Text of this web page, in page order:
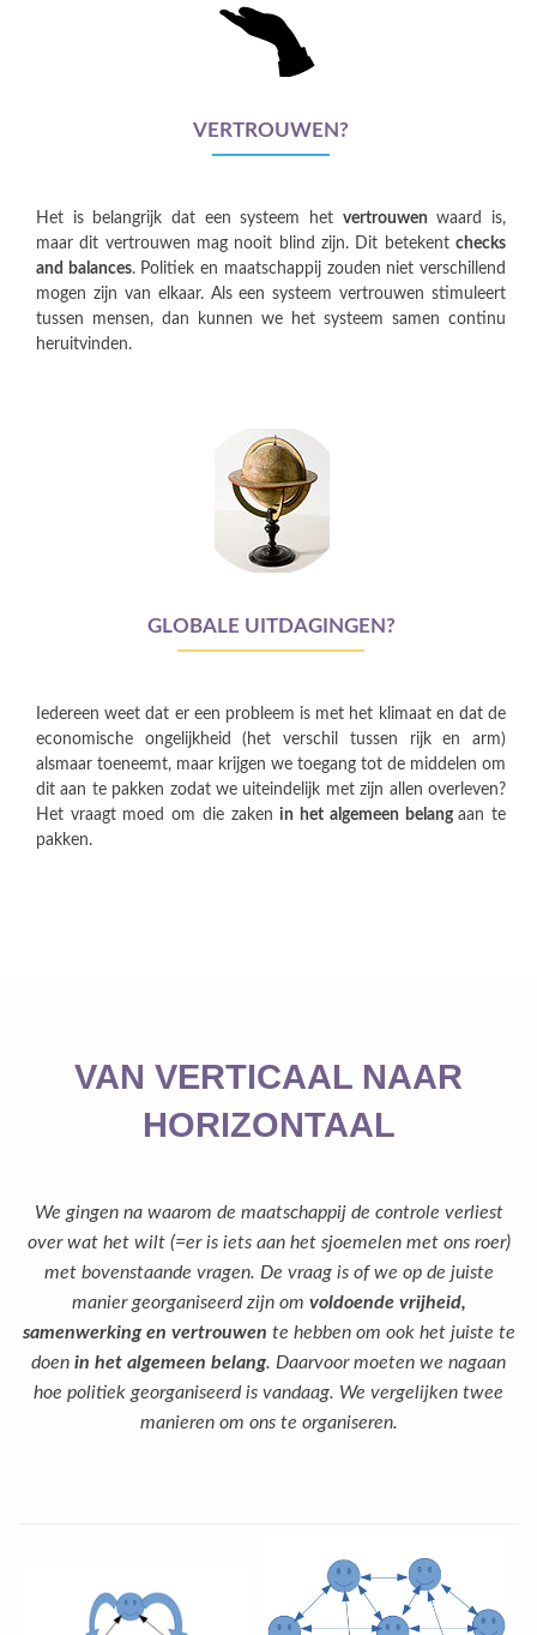
VERTROUWEN?
Het is belangrijk dat een systeem het vertrouwen waard is,
maar dit vertrouwen mag nooit blind zijn. Dit betekent checks
and balances. Politiek en maatschappij zouden niet verschillend
mogen zijn van elkaar. Als een systeem vertrouwen stimuleert
tussen mensen, dan kunnen we het systeem samen continu
heruitvinden.
GLOBALE UITDAGINGEN?
Iedereen weet dat er een probleem is met het klimaat en dat de
economische ongelijkheid (het verschil tussen rijk en arm)
alsmaar toeneemt, maar krijgen we toegang tot de middelen om
dit aan te pakken zodat we uiteindelijk met zijn allen overleven?
Het vraagt moed om die zaken in het algemeen belangaan te
pakken.
VAN VERTICAAL NAAR
HORIZONTAAL
We gingen na waarom de maatschappij de controle verliest
over wat het wilt (=er is iets aan het sjoemelen met ons roer)
met bovenstaande vragen. De vraag is of we op de juiste
manier georganiseerd zijn om voldoende vrijheid,
samenwerking en vertrouwen te hebben om ook het juiste te
doen in het algemeen belang. Daarvoor moeten we nagaan
hoe politiek georganiseerd is vandaag. We vergelijken twee
manieren om ons te organiseren.